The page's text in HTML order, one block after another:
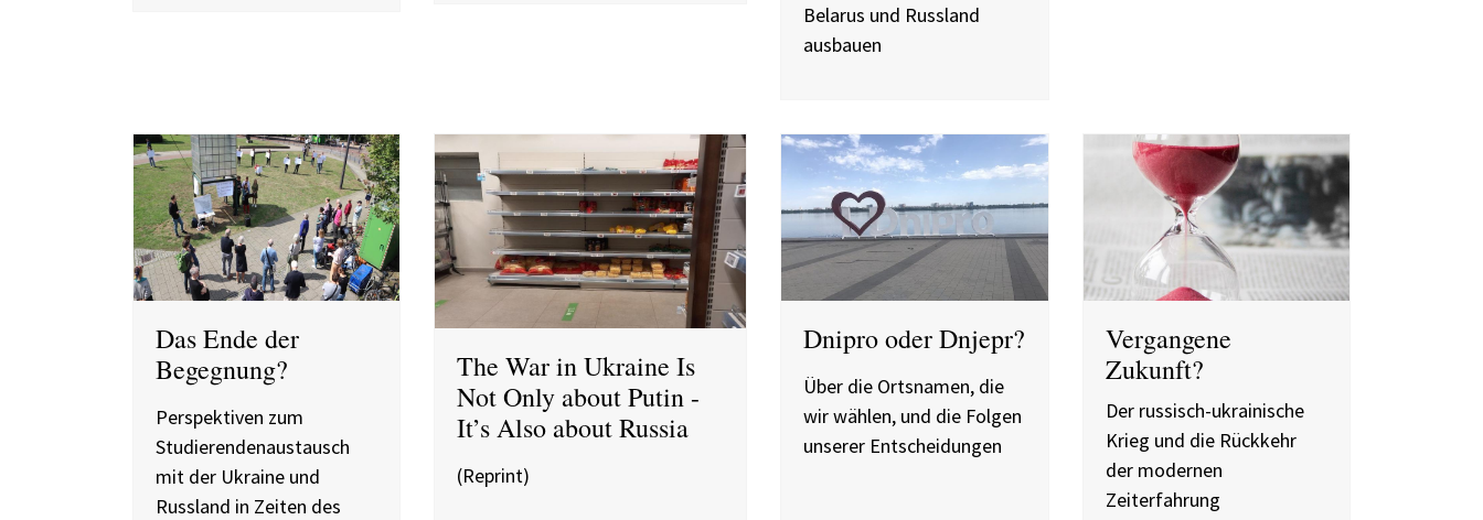
Belarus und Russland
ausbauen
Das Ende der
Begegnung?
Perspektiven zum
Studierendenaustausch
mit der Ukraine und
Russland in Zeiten des
The War in Ukraine Is
Not Only about Putin -
It’s Also about Russia
(Reprint)
Dnipro oder Dnjepr?
Über die Ortsnamen, die
wir wählen, und die Folgen
unserer Entscheidungen
Vergangene
Zukunft?
Der russisch-ukrainische
Krieg und die Rückkehr
der modernen
Zeiterfahrung